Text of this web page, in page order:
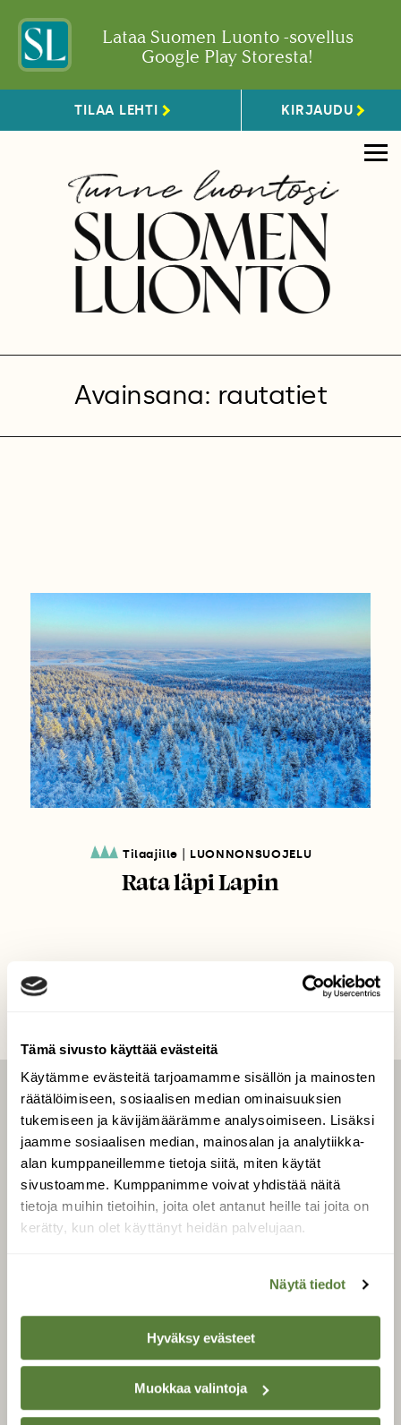
Tämä sivusto käyttää evästeitä
Käytämme evästeitä tarjoamamme sisällön ja mainosten
räätälöimiseen, sosiaalisen median ominaisuuksien
tukemiseen ja kävijämäärämme analysoimiseen. Lisäksi
jaamme sosiaalisen median, mainosalan ja analytiikka-
alan kumppaneillemme tietoja siitä, miten käytät
sivustoamme. Kumppanimme voivat yhdistää näitä
tietoja muihin tietoihin, joita olet antanut heille tai joita on
kerätty, kun olet käyttänyt heidän palvelujaan.
Näytä tiedot
Hyväksy evästeet
Muokkaa valintoja
Lataa Suomen Luonto -sovellus
Google Play Storesta!
TILAA LEHTI KIRJAUDU
Avainsana: rautatiet
Tilaajille LUONNONSUOJELU
Rata läpi Lapin
LEHTI
Uusin lehti
Tilaa Suomen Luonto
Tilaa digilukuoikeus
Äänestä parasta juttua
SUOMEN LUONNON­
SUOJELU­LIITTO
kustantaja on
luonnonsuojelu­liitto.